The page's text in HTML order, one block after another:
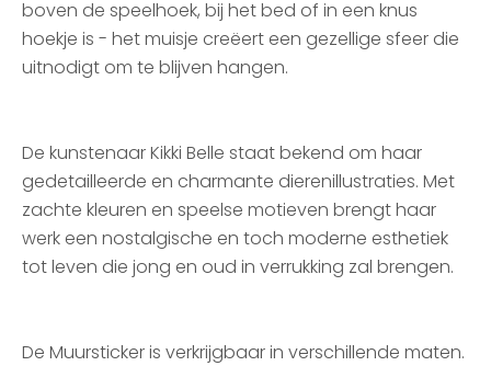
boven de speelhoek, bij het bed of in een knus
hoekje is - het muisje creëert een gezellige sfeer die
uitnodigt om te blijven hangen.
De kunstenaar Kikki Belle staat bekend om haar
gedetailleerde en charmante dierenillustraties. Met
zachte kleuren en speelse motieven brengt haar
werk een nostalgische en toch moderne esthetiek
tot leven die jong en oud in verrukking zal brengen.
De Muursticker is verkrijgbaar in verschillende maten.